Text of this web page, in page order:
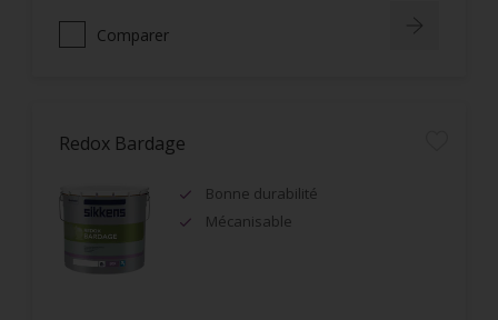
Comparer
Redox Bardage
Bonne durabilité
Mécanisable